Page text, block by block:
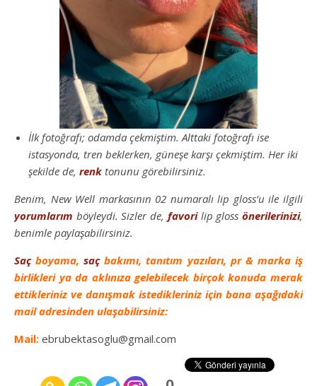
İlk fotoğrafı; odamda çekmiştim. Alttaki fotoğrafı ise
istasyonda, tren beklerken, güneşe karşı çekmiştim. Her iki
şekilde de, renk tonunu görebilirsiniz.
Benim, New Well markasının 02 numaralı lip gloss’u ile ilgili
yorumlarım böyleydi. Sizler de, favorilip glossönerilerinizi,
benimle paylaşabilirsiniz.
Saçboyama,saçbakımı, tanıtım yazıları, pr & marka iş
birlikleri ya da aklınıza gelebilecek birçok konuda merak
ettikleriniz ve danışmak istedikleriniz için bana aşağıdaki
mail adresinden ulaşabilirsiniz:
Mail: ebrubektasoglu@gmail.com